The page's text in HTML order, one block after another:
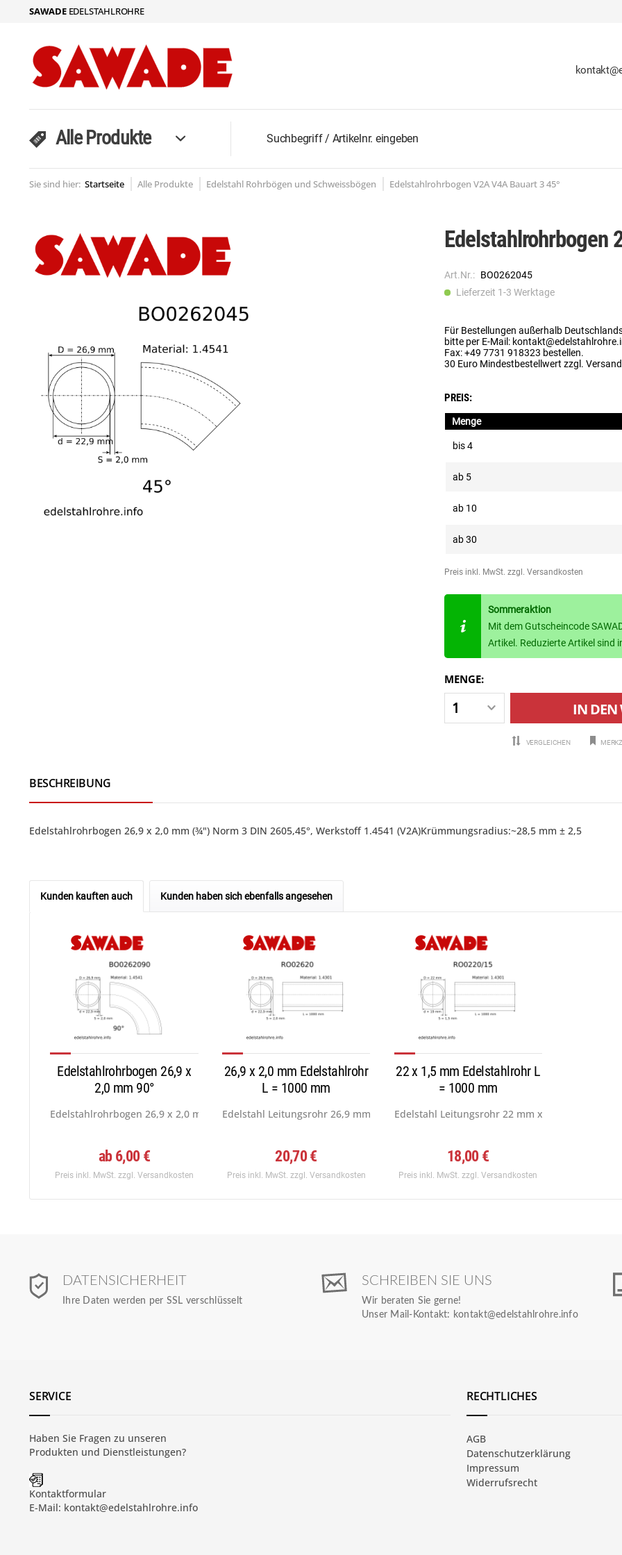
SAWADEEDELSTAHLROHRE
Alle Produkte
Sie sind hier: Startseite Alle Produkte Edelstahl Rohrbögen und Schweissbögen Edelstahlrohrbogen V2A V4A Bauart 3 45°
Edelstahlrohrbogen
Art.Nr.: BO0262045
Lieferzeit 1-3 Werktage
Für Bestellungen außerhalb
bitte per E-Mail:
Fax: +49 7731 918323 bestellen.
30 Euro Mindestbestellwert zzgl.
PREIS:
Menge
bis4
ab 5
ab 10
ab30
Preis inkl. MwSt.zzgl. Versandkosten
Sommeraktion
Mit dem Gutscheincode
Artikel. Reduzierte Artikel sind
MENGE:
IN DEN
VERGLEICHEN
BESCHREIBUNG
Edelstahlrohrbogen 26,9 x 2,0 mm (¾") Norm 3 DIN 2605,45°, Werkstoff 1.4541 (V2A)Krümmungsradius:~28,5 mm ± 2,5
Kunden kauften auch Kunden haben sich ebenfalls angesehen
Edelstahlrohrbogen 26,9 x
2,0 mm 90°
Edelstahlrohrbogen 26,9 x 2,0 mm Norm 3 DIN...
ab 6,00 €
Preis inkl. MwSt. zzgl. Versandkosten
26,9 x 2,0 mm Edelstahlrohr
L = 1000 mm
Edelstahl Leitungsrohr 26,9 mm (NPS = ¾, DN = 20) x...
20,70 €
Preis inkl. MwSt. zzgl. Versandkosten
22 x 1,5 mm Edelstahlrohr L
= 1000 mm
Edelstahl Leitungsrohr 22 mm x 1,5 mm,
18,00 €
Preis inkl. MwSt.zzgl. Versandkosten
DATENSICHERHEIT
Ihre Daten werden per SSL verschlüsselt
SCHREIBEN SIE UNS
Wir beraten Sie gerne!
Unser Mail-Kontakt: kontakt@edelstahlrohre.info
SERVICE
Haben Sie Fragen zu unseren
Produkten und Dienstleistungen?
Kontaktformular
E-Mail: kontakt@edelstahlrohre.info
RECHTLICHES
AGB
Datenschutzerklärung
Impressum
Widerrufsrecht